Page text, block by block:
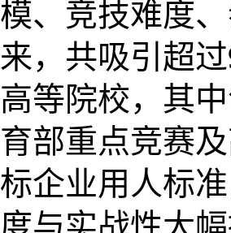
模、竞技难度
来，共吸引超
高等院校，其
育部重点竞赛
标企业用人标